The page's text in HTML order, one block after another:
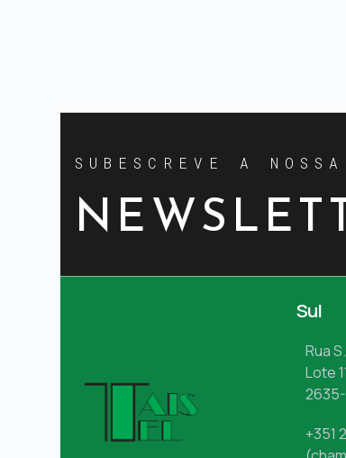
SUBESCREVE A NOSSA
Sul
Rua
Lote
+351